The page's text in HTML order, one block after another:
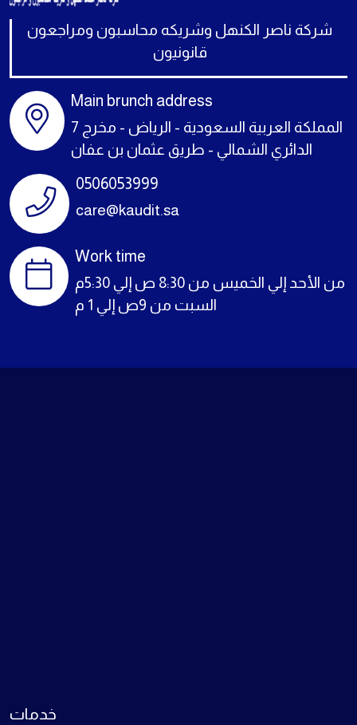
شركة ناصر الكنهل وشريكه محاسبون ومراجعون
قانونيون
Main brunch address
المملكة العربية السعودية - الرياض - مخرج 7
الدائري الشمالي - طريق عثمان بن عفان
0506053999
care@kaudit.sa
Work time
من الأحد إلي الخميس من 8:30 ص إلي 5:30م
السبت من 9ص إلي 1 م
خدمات